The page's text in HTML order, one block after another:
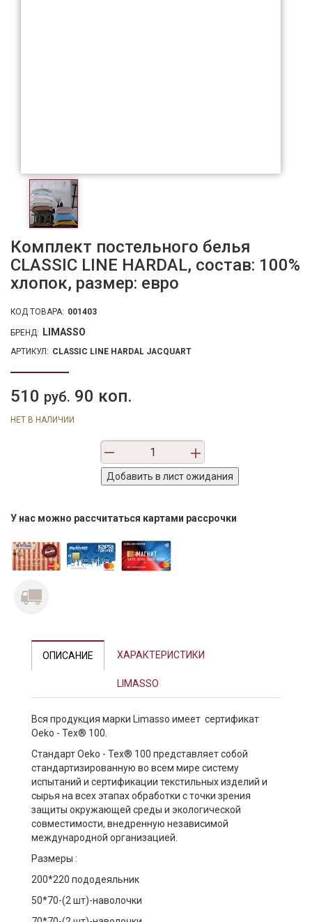
Комплект постельного белья
CLASSIC LINE HARDAL, состав: 100%
хлопок, размер: евро
КОД ТОВАРА: 001403
БРЕНД: LIMASSO
АРТИКУЛ: CLASSIC LINE HARDAL JACQUART
510 руб. 90 коп.
НЕТ В НАЛИЧИИ
У нас можно рассчитаться картами рассрочки
ОПИСАНИЕ ХАРАКТЕРИСТИКИ
LIMASSO
Вся продукция марки Limasso имеет сертификат
Oeko - Tex® 100.
Стандарт Oeko - Tex® 100 представляет собой
стандартизированную во всем мире систему
испытаний и сертификации текстильных изделий и
сырья на всех этапах обработки с точки зрения
защиты окружающей среды и экологической
совместимости, внедренную независимой
международной организацией.
Размеры :
200*220 пододеяльник
50*70-(2 шт)-наволочки